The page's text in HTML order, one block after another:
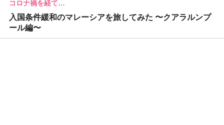
コロナ禍を経て…
入国条件緩和のマレーシアを旅してみた 〜クアラルンプ
ール編〜